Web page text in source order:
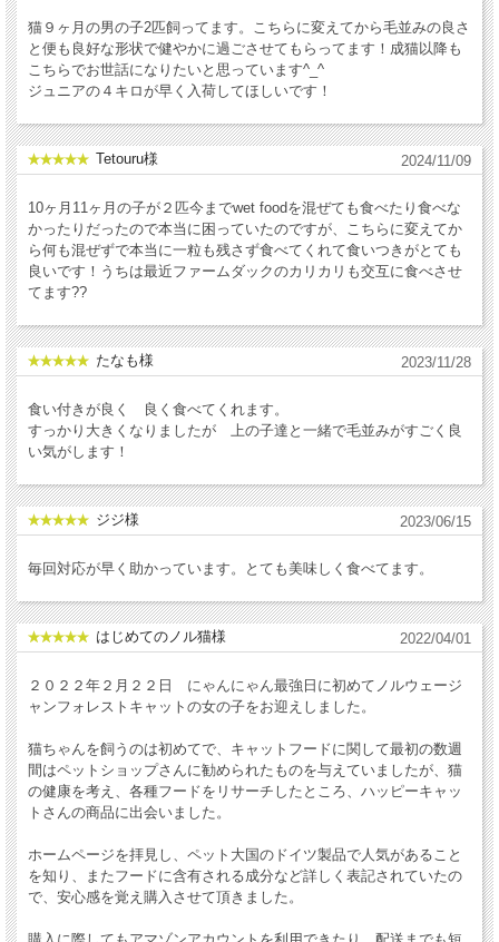
猫９ヶ月の男の子2匹飼ってます。こちらに変えてから毛並みの良さ
と便も良好な形状で健やかに過ごさせてもらってます！成猫以降も
こちらでお世話になりたいと思っています^_^
ジュニアの４キロが早く入荷してほしいです！
Tetouru様 2024/11/09
10ヶ月11ヶ月の子が２匹今までwet foodを混ぜても食べたり食べな
かったりだったので本当に困っていたのですが、こちらに変えてか
ら何も混ぜずで本当に一粒も残さず食べてくれて食いつきがとても
良いです！うちは最近ファームダックのカリカリも交互に食べさせ
てます??
たなも様 2023/11/28
食い付きが良く 良く食べてくれます。
すっかり大きくなりましたが 上の子達と一緒で毛並みがすごく良
い気がします！
ジジ様 2023/06/15
毎回対応が早く助かっています。とても美味しく食べてます。
はじめてのノル猫様 2022/04/01
２０２２年２月２２日 にゃんにゃん最強日に初めてノルウェージ
ャンフォレストキャットの女の子をお迎えしました。
猫ちゃんを飼うのは初めてで、キャットフードに関して最初の数週
間はペットショップさんに勧められたものを与えていましたが、猫
の健康を考え、各種フードをリサーチしたところ、ハッピーキャッ
トさんの商品に出会いました。
ホームページを拝見し、ペット大国のドイツ製品で人気があること
を知り、またフードに含有される成分など詳しく表記されていたの
で、安心感を覚え購入させて頂きました。